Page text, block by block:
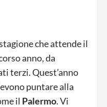
che attende il
anno, da
terzi. Quest’anno
puntare alla
il Palermo. Vi